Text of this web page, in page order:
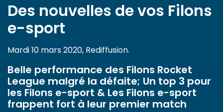
Des nouvelles de vos Filons
e-sport
Mardi 10 mars 2020, Rediffusion.
Belle performance des Filons Rocket
League malgré la défaite; Un top 3 pour
les Filons e-sport & Les Filons e-sport
frappent fort à leur premier match